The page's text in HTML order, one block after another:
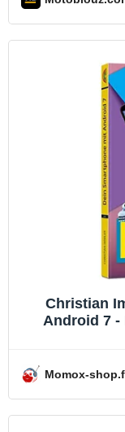
Christian
Android 7 -
Momox-